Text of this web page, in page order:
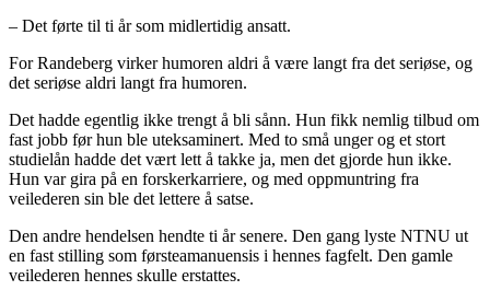
– Det førte til ti år som midlertidig ansatt.
For Randeberg virker humoren aldri å være langt fra det seriøse, og
det seriøse aldri langt fra humoren.
Det hadde egentlig ikke trengt å bli sånn. Hun fikk nemlig tilbud om
fast jobb før hun ble uteksaminert. Med to små unger og et stort
studielån hadde det vært lett å takke ja, men det gjorde hun ikke.
Hun var gira på en forskerkarriere, og med oppmuntring fra
veilederen sin ble det lettere å satse.
Den andre hendelsen hendte ti år senere. Den gang lyste NTNU ut
en fast stilling som førsteamanuensis i hennes fagfelt. Den gamle
veilederen hennes skulle erstattes.